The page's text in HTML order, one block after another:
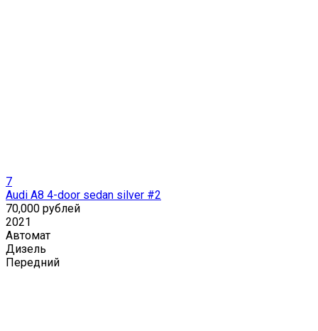
7
Audi A8 4-door sedan silver #2
70,000 рублей
2021
Автомат
Дизель
Передний